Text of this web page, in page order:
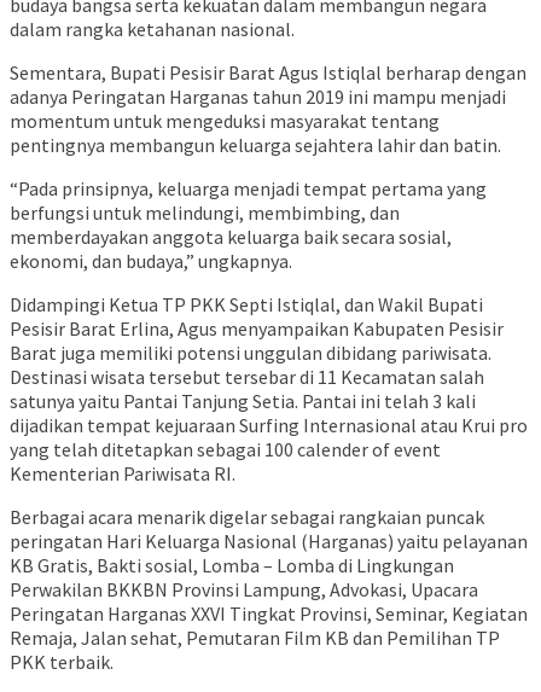
budaya bangsa serta kekuatan dalam membangun negara
dalam rangka ketahanan nasional.
Sementara, Bupati Pesisir Barat Agus Istiqlal berharap dengan
adanya Peringatan Harganas tahun 2019 ini mampu menjadi
momentum untuk mengeduksi masyarakat tentang
pentingnya membangun keluarga sejahtera lahir dan batin.
“Pada prinsipnya, keluarga menjadi tempat pertama yang
berfungsi untuk melindungi, membimbing, dan
memberdayakan anggota keluarga baik secara sosial,
ekonomi, dan budaya,” ungkapnya.
Didampingi Ketua TP PKK Septi Istiqlal, dan Wakil Bupati
Pesisir Barat Erlina, Agus menyampaikan Kabupaten Pesisir
Barat juga memiliki potensi unggulan dibidang pariwisata.
Destinasi wisata tersebut tersebar di 11 Kecamatan salah
satunya yaitu Pantai Tanjung Setia. Pantai ini telah 3 kali
dijadikan tempat kejuaraan Surfing Internasional atau Krui pro
yang telah ditetapkan sebagai 100 calender of event
Kementerian Pariwisata RI.
Berbagai acara menarik digelar sebagai rangkaian puncak
peringatan Hari Keluarga Nasional (Harganas) yaitu pelayanan
KB Gratis, Bakti sosial, Lomba – Lomba di Lingkungan
Perwakilan BKKBN Provinsi Lampung, Advokasi, Upacara
Peringatan Harganas XXVI Tingkat Provinsi, Seminar, Kegiatan
Remaja, Jalan sehat, Pemutaran Film KB dan Pemilihan TP
PKK terbaik.